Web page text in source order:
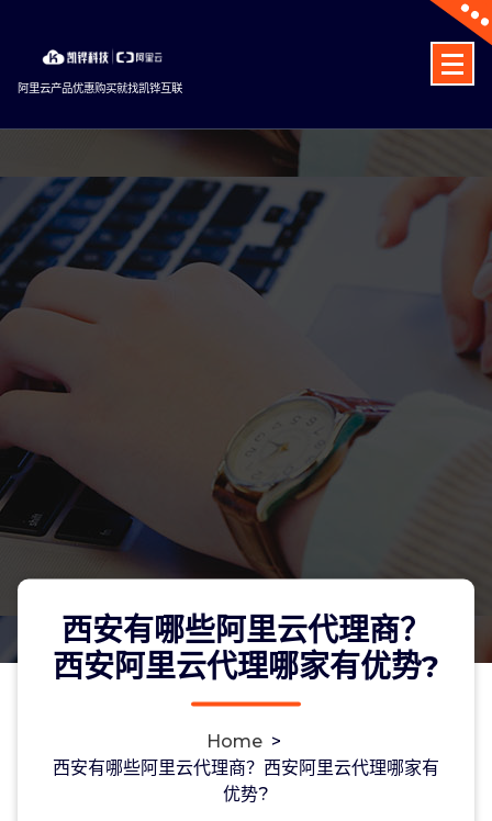
content
阿里云产品优惠购买就找凯铧互联
西安有哪些阿里云代理商？
西安阿里云代理哪家有优势?
Home >
西安有哪些阿里云代理商？西安阿里云代理哪家有
优势?
西安有哪些阿里云代理商？西安阿里云
代理哪家有优势?